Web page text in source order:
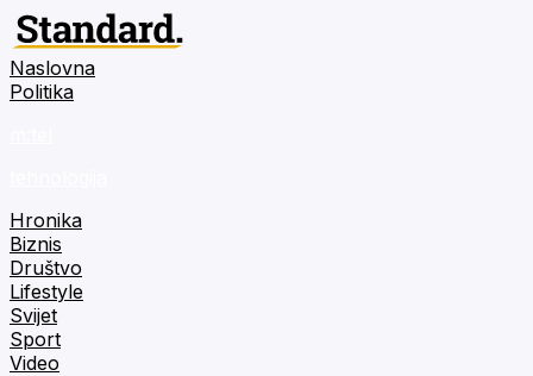
Naslovna
Politika
Hronika
Biznis
Društvo
Lifestyle
Svijet
Sport
Video